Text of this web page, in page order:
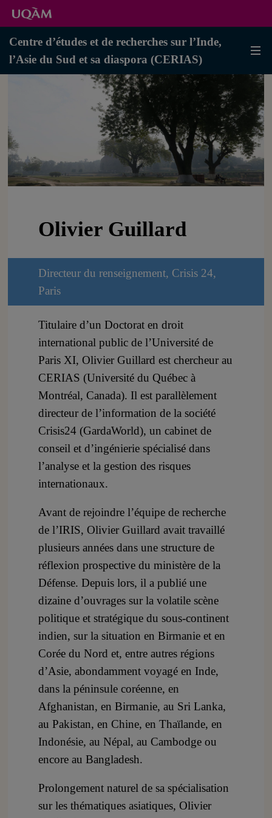
Centre d’études et de recherches sur l’Inde,
l’Asie du Sud et sa diaspora (CERIAS)
Olivier Guillard
Directeur du renseignement, Crisis 24,
Paris
Titulaire d’un Doctorat en droit
international public de l’Université de
Paris XI, Olivier Guillard est chercheur au
CERIAS (Université du Québec à
Montréal, Canada). Il est parallèlement
directeur de l’information de la société
Crisis24 (GardaWorld), un cabinet de
conseil et d’ingénierie spécialisé dans
l’analyse et la gestion des risques
internationaux.
Avant de rejoindre l’équipe de recherche
de l’IRIS, Olivier Guillard avait travaillé
plusieurs années dans une structure de
réflexion prospective du ministère de la
Défense. Depuis lors, il a publié une
dizaine d’ouvrages sur la volatile scène
politique et stratégique du sous-continent
indien, sur la situation en Birmanie et en
Corée du Nord et, entre autres régions
d’Asie, abondamment voyagé en Inde,
dans la péninsule coréenne, en
Afghanistan, en Birmanie, au Sri Lanka,
au Pakistan, en Chine, en Thaïlande, en
Indonésie, au Népal, au Cambodge ou
encore au Bangladesh.
Prolongement naturel de sa spécialisation
sur les thématiques asiatiques, Olivier